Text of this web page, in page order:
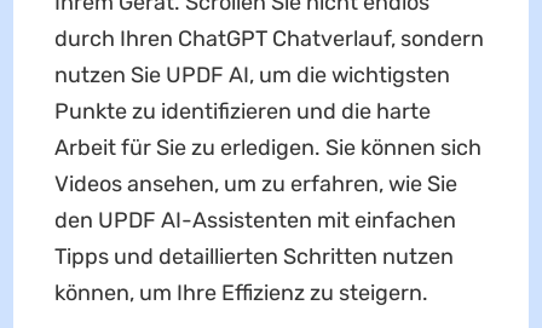
durch Ihren ChatGPT Chatverlauf, sondern
nutzen Sie UPDF AI, um die wichtigsten
Punkte zu identifizieren und die harte
Arbeit für Sie zu erledigen. Sie können sich
Videos ansehen, um zu erfahren, wie Sie
den UPDF AI-Assistenten mit einfachen
Tipps und detaillierten Schritten nutzen
können, um Ihre Effizienz zu steigern.